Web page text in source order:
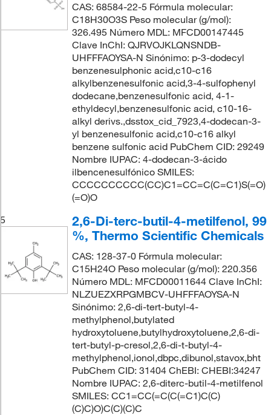
CAS: 68584-22-5 Fórmula molecular:
C18H30O3S Peso molecular (g/mol):
326.495 Número MDL: MFCD00147445
Clave InChI: QJRVOJKLQNSNDB-
UHFFFAOYSA-N Sinónimo: p-3-dodecyl
benzenesulphonic acid,c10-c16
alkylbenzenesulfonic acid,3-4-sulfophenyl
dodecane,benzenesulfonic acid, 4-1-
ethyldecyl,benzenesulfonic acid, c10-16-
alkyl derivs.,dsstox_cid_7923,4-dodecan-3-
yl benzenesulfonic acid,c10-c16 alkyl
benzene sulfonic acid PubChem CID: 29249
Nombre IUPAC: 4-dodecan-3-ácido
ilbencenesulfónico SMILES:
CCCCCCCCCC(CC)C1=CC=C(C=C1)S(=O)
(=O)O
5
2,6-Di-terc-butil-4-metilfenol, 99
%, Thermo Scientific Chemicals
CAS: 128-37-0 Fórmula molecular:
C15H24O Peso molecular (g/mol): 220.356
Número MDL: MFCD00011644 Clave InChI:
NLZUEZXRPGMBCV-UHFFFAOYSA-N
Sinónimo: 2,6-di-tert-butyl-4-
methylphenol,butylated
hydroxytoluene,butylhydroxytoluene,2,6-di-
tert-butyl-p-cresol,2,6-di-t-butyl-4-
methylphenol,ionol,dbpc,dibunol,stavox,bht
PubChem CID: 31404 ChEBI: CHEBI:34247
Nombre IUPAC: 2,6-diterc-butil-4-metilfenol
SMILES: CC1=CC(=C(C(=C1)C(C)
(C)C)O)C(C)(C)C